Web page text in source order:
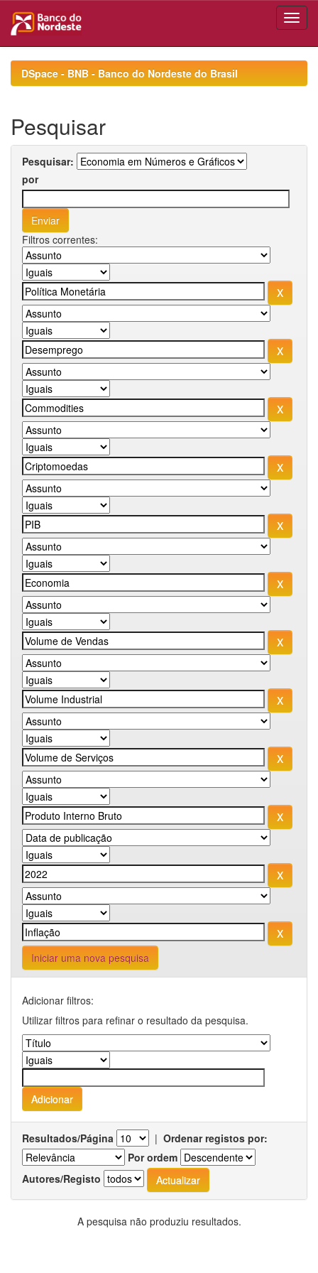
navigationDSpace - BNB - Banco do Nordeste do Brasil
Pesquisar
Pesquisar:
por
Filtros correntes:
Iniciar uma nova pesquisa
Adicionar filtros:
Utilizar filtros para refinar o resultado da pesquisa.
Resultados/Página | Ordenar registos por:
Por ordem
Autores/Registo
A pesquisa não produziu resultados.